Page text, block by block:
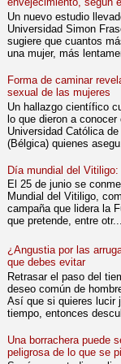
Un nuevo estudio
Universidad Simon
sugiere que cuantos
una mujer, más
Forma de caminar
sexual de las mujeres
Un hallazgo científico
lo que dieron a
Universidad Católica
(Bélgica) quienes
Día mundial del
El 25 de junio se
Mundial del Vitiligo,
campaña que lidera la
que pretende, entre otr...
¿Angustia por las
que debes evitar
Retrasar el paso del
deseo común de
Así que si quieres lucir
tiempo, entonces
Una borrachera puede
peligrosa de lo que se